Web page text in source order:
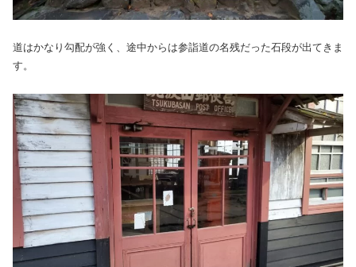
道はかなり勾配が強く、途中からは参詣道の名残だった石段が出てきま
す。